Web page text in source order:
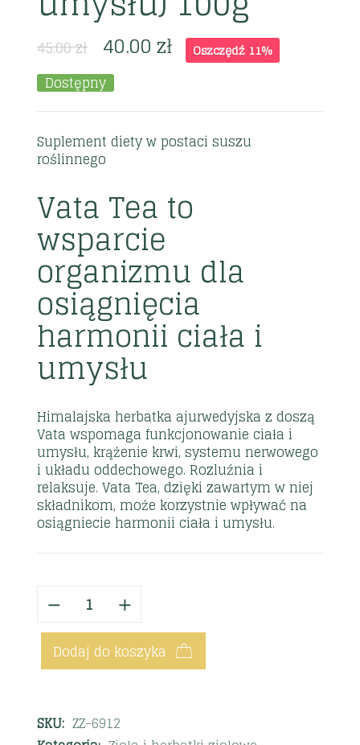
45.00zł 40.00zł Oszczędź 11%
Dostępny
Suplement diety w postaci suszu
roślinnego
Vata Tea to
wsparcie
organizmu dla
osiągnięcia
harmonii ciała i
umysłu
Himalajska herbatka ajurwedyjska z doszą
Vata wspomaga funkcjonowanie ciała i
umysłu, krążenie krwi, systemu nerwowego
i układu oddechowego. Rozluźnia i
relaksuje. Vata Tea, dzięki zawartym w niej
składnikom, może korzystnie wpływać na
osiągniecie harmonii ciała i umysłu.
Dodaj do koszyka
SKU: ZZ-6912